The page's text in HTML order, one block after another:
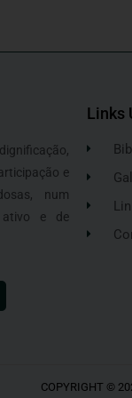
e
num
ativo e de
Links
COPYRIGHT ©